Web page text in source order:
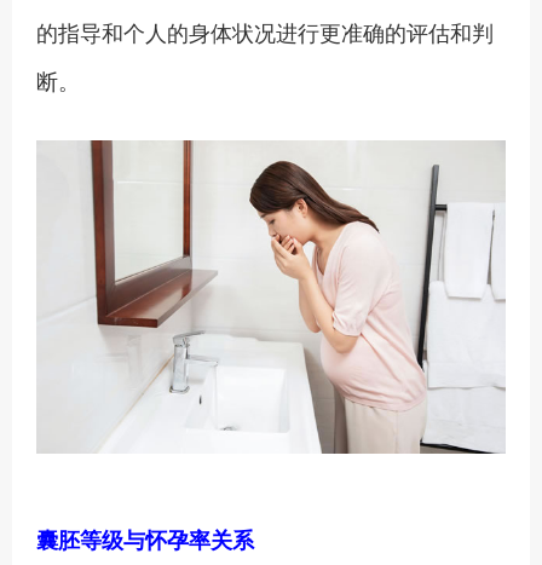
的指导和个人的身体状况进行更准确的评估和判
断。
囊胚等级与怀孕率关系